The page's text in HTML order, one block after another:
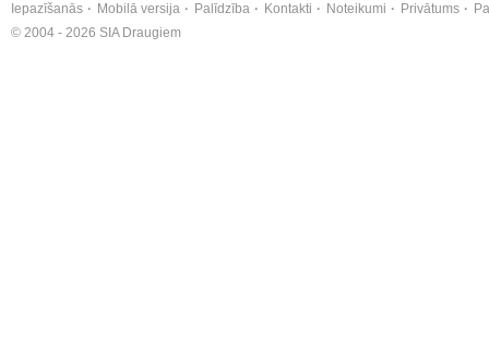
Iepazīšanās Mobilā versija Palīdzība Kontakti Noteikumi Privātums
© 2004 - 2026 SIA Draugiem